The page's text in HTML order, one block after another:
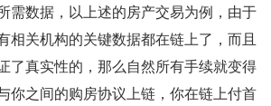
需数据，以上述的房产交易为例，由于
相关机构的关键数据都在链上了，而且
了真实性的，那么自然所有手续就变得
你之间的购房协议上链，你在链上付首